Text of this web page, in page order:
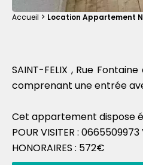
Accueil Location Appartement
SAINT-FELIX , Rue
comprenant une entrée
Cet appartement dispose
POUR VISITER :
HONORAIRES : 572€